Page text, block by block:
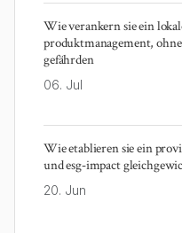
Wie verankern sie ein
produktmanagement,
gefährden
06. Jul
Wie etablieren sie ein
und esg‑impact
20. Jun